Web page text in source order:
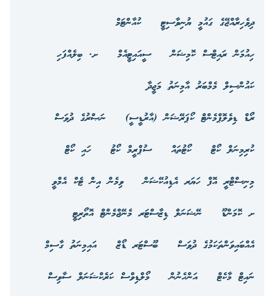
ދިވެހިރާއްޖޭގެ ގައުމީ ޔުނިވާސިޓީ
ކުއާންޓަމް
ހިއުމަން ރައިޓްސް ކޮމިޝަން
ސީއައިޓީއެމް
ށ. ބިލެއްފަހި
ކައުންސިލް މެމްބަރު އާމިނަތު މަޖީދާ
ރޯޑް ޑިވެލޮޕްމެންޓް ކޯޕަރޭޝަން (އާރުޑީސީ)
ނަޞްރުގެ ދުވަސް
ކުރިމިނަލް ކޯޓް
ކޯޓުތައް ސުޕްރީމް ކޯޓު
ހައި ކޯޓް
މިނިސްޓްރީ އޮފް ހަޔަރ އެޑިއުކޭޝަން
ވިމެން އިން ޓެކް އެމްވީ
ށ ކޮމަންޑޫ
ނޭޝަނަލް ޑިޒާސްޓަރ މެނޭޖްމެންޓް އޮތޯރިޓީ
އެއްބައިވަންތަކަމުގެ ދުވަސް
ބޫސްޓަރ ޑޯޒް
އައިމިނަތު ގާސިމް
ނައިޓް މާކެޓް
އަންހެނުން
މޯލްޑިވްސް ކަރެކްޝަނަލް ސާވިސް